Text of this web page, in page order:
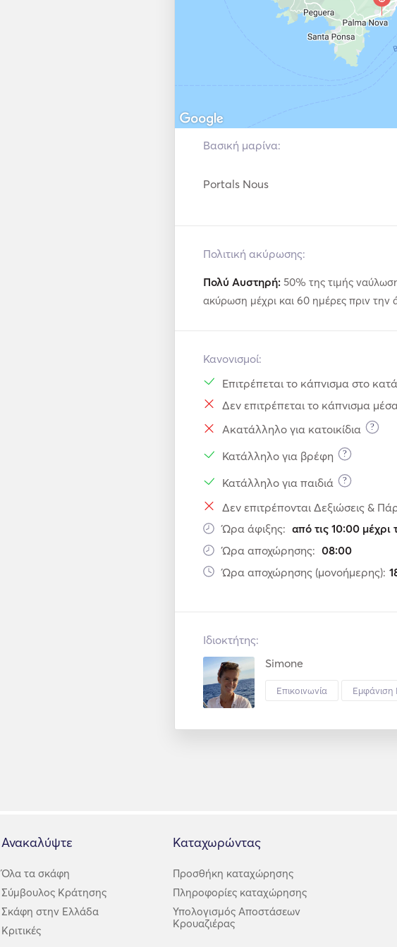
Engines: 2 x 1,360 MAN V12.
Fuel: Diesel.
Max. Guests: 10 persons daycharter /
Βασική μαρίνα:
Portals Nous
Πολιτική ακύρωσης:
Πολύ Αυστηρή: 50% της τιμής
ακύρωση μέχρι και 60 ημέρες πριν την
Κανονισμοί:
Επιτρέπεται το κάπνισμα στο
Δεν επιτρέπεται το κάπνισμα
Ακατάλληλο για κατοικίδια
?
Κατάλληλο για βρέφη ?
Κατάλληλο για παιδιά ?
Δεν επιτρέπονται Δεξιώσεις &
Ώρα άφιξης: από τις 10:00 μέχρι
Ώρα αποχώρησης: 08:00
Ώρα αποχώρησης (μονοήμερης):
Ιδιοκτήτης:
Simone
Επικοινωνία Εμφάνιση
Ανακαλύψτε
Όλα τα σκάφη
Σύμβουλος Κράτησης
Σκάφη στην Ελλάδα
Κριτικές
Καταχωρώντας
Προσθήκη καταχώρησης
Πληροφορίες καταχώρησης
Υπολογισμός Αποστάσεων
Κρουαζιέρας